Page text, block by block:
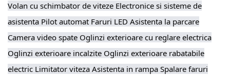
Volan cu schimbator de viteze Electronice si sisteme de
asistenta Pilot automat Faruri LED Asistenta la parcare
Camera video spate Oglinzi exterioare cu reglare electrica
Oglinzi exterioare incalzite Oglinzi exterioare rabatabile
electric Limitator viteza Asistenta in rampa Spalare faruri